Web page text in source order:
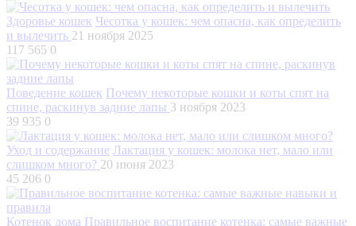
Здоровье кошек Чесотка у кошек: чем опасна, как определить
и вылечить 21 ноября 2025
117 565 0
Поведение кошек Почему некоторые кошки и коты спят на
спине, раскинув задние лапы 3 ноября 2023
39 935 0
Уход и содержание Лактация у кошек: молока нет, мало или
слишком много? 20 июня 2023
45 206 0
Котенок дома Правильное воспитание котенка: самые важные